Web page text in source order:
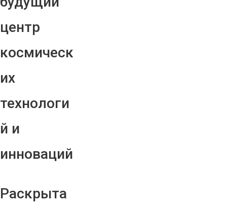
центр
космическ
их
технологи
й и
инноваций
Раскрыта